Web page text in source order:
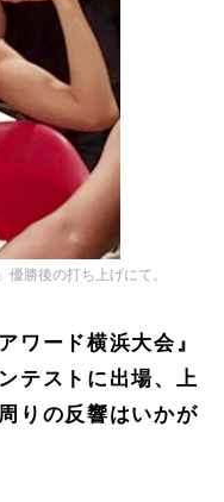
勝後の打ち上げにて。
ード横浜大会』
テストに出場、上
りの反響はいかが